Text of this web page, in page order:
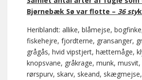
Bjørnebæk Sø var flotte – 36 sty
Heriblandt: allike, blåmejse,
fiskehejre, fjordterne, gransanger,
grågås, hvid vipstjert, hættemåge,
knopsvane, gråkrage, munk,
rørspurv, skarv, skeand,